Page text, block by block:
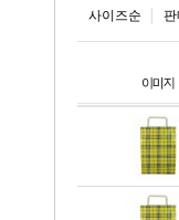
사이즈순